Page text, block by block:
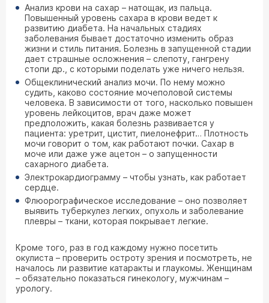
Анализ крови на сахар – натощак, из пальца.
Повышенный уровень сахара в крови ведет к
развитию диабета. На начальных стадиях
заболевания бывает достаточно изменить образ
жизни и стиль питания. Болезнь в запущенной стадии
дает страшные осложнения – слепоту, гангрену
стопи др., с которыми поделать уже ничего нельзя.
Общеклинический анализ мочи. По нему можно
судить, каково состояние мочеполовой системы
человека. В зависимости от того, насколько повышен
уровень лейкоцитов, врач даже может
предположить, какая болезнь развивается у
пациента: уретрит, цистит, пиелонефрит… Плотность
мочи говорит о том, как работают почки. Сахар в
моче или даже уже ацетон – о запущенности
сахарного диабета.
Электрокардиограмму – чтобы узнать, как работает
сердце.
Флюорографическое исследование – оно позволяет
выявить туберкулез легких, опухоль и заболевание
плевры – ткани, которая покрывает легкие.
Кроме того, раз в год каждому нужно посетить
окулиста – проверить остроту зрения и посмотреть, не
началось ли развитие катаракты и глаукомы. Женщинам
– обязательно показаться гинекологу, мужчинам –
урологу.